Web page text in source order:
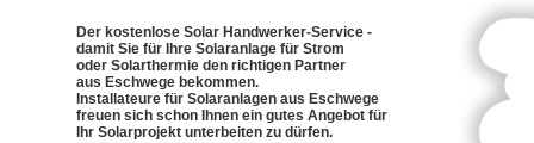
Der kostenlose Solar Handwerker-Service -
damit Sie für Ihre Solaranlage für Strom
oder Solarthermie den richtigen Partner
aus Eschwege bekommen.
Installateure für Solaranlagen aus Eschwege
freuen sich schon Ihnen ein gutes Angebot für
Ihr Solarprojekt unterbeiten zu dürfen.